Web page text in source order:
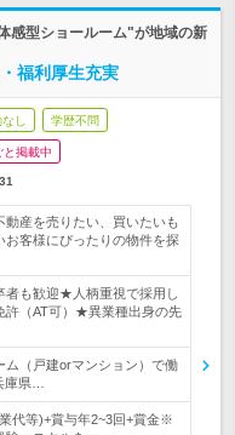
感型ショールーム"が地域の新
福利厚生充実
し 学歴不問
と掲載中
動産を売りたい、買いたいも
お客様にぴったりの物件を探
者も歓迎★人柄重視で採用し
（AT可）★異業種出身の先
ム（戸建orマンション）で働
庫県…
代等)+賞与年2~3回+賞金※